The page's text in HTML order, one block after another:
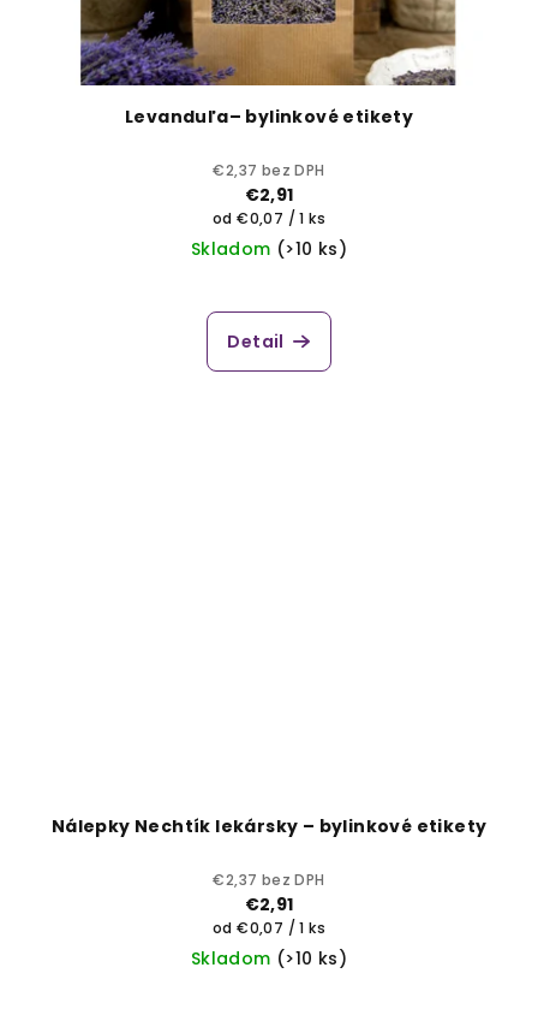
Levanduľa– bylinkové etikety
€2,37 bez DPH
€2,91
Jednotková
cena:
od €0,07 / 1 ks
Skladom (>10 ks)
Detail
Nálepky Nechtík lekársky – bylinkové etikety
€2,37 bez DPH
€2,91
Jednotková
cena:
od €0,07 / 1 ks
Skladom (>10 ks)